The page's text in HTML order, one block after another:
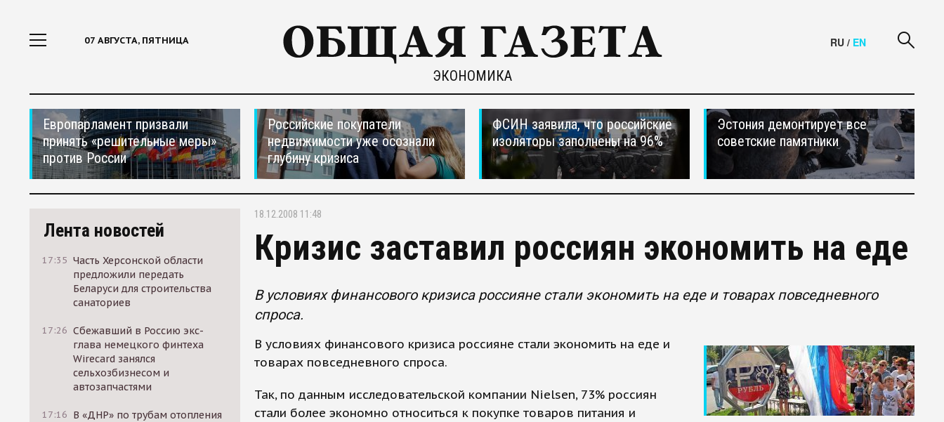
07 АВГУСТА, ПЯТНИЦА
ЭКОНОМИКА
RU / EN
Европарламент призвали
принять «решительные меры»
против России
Российские покупатели
недвижимости уже осознали
глубину кризиса
ФСИН заявила, что российские
изоляторы заполнены на 96%
Эстония демонтирует все
советские памятники
Лента новостей
17:35 Часть Херсонской области
предложили передать
Беларуси для строительства
санаториев
17:26 Сбежавший в Россию экс-
глава немецкого финтеха
Wirecard занялся
сельхозбизнесом и
автозапчастями
17:16 В «ДНР» по трубам отопления
18.12.2008 11:48
Кризис заставил россиян экономить на еде
В условиях финансового кризиса россияне стали экономить на еде и товарах повседневного
спроса.
В условиях финансового кризиса россияне стали экономить на еде и
товарах повседневного спроса.
Так, по данным исследовательской компании Nielsen, 73% россиян
стали более экономно относиться к покупке товаров питания и